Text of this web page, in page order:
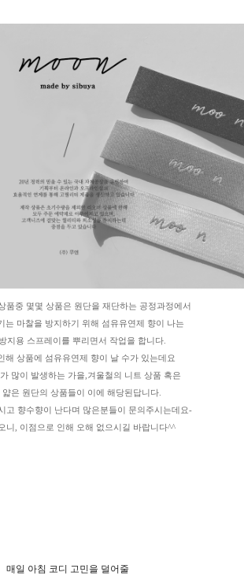
품중 몇몇 상품은 원단을 재단하는 공정과정에서
는 마찰을 방지하기 위해 섬유유연제 향이 나는
지용 스프레이를 뿌리면서 작업을 합니다.
해 상품에 섬유유연제 향이 날 수가 있는데요
많이 발생하는 가을,겨울철의 니트 상품 혹은
얇은 원단의 상품들이 이에 해당된답니다.
고 향수향이 난다며 많은분들이 문의주시는데요-
니, 이점으로 인해 오해 없으시길 바랍니다^^
매일 아침 코디 고민을 덜어줄